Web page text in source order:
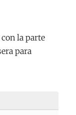
la parte
para